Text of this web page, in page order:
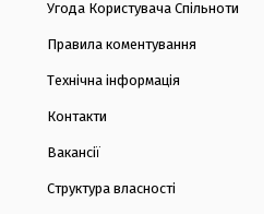
Угода Користувача Спільноти
Правила коментування
Технічна інформація
Контакти
Вакансії
Структура власності